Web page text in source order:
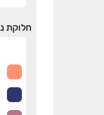
חלוקת נכסים